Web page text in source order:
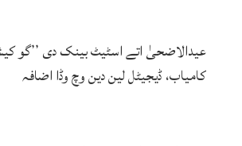
عیدالاضحیٰ اتے اسٹیٹ بینک دی ’’گو
کامیاب، ڈیجیٹل لین دین وچ وڈا اضافہ